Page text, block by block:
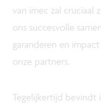
van imec zal cruciaal
ons succesvolle
garanderen en
onze partners.
Tegelijkertijd bevindt